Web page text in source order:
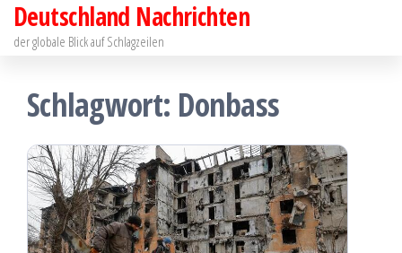
Zum
Inhalt
Deutschland Nachrichten
der globale Blick auf Schlagzeilen
Schlagwort: Donbass